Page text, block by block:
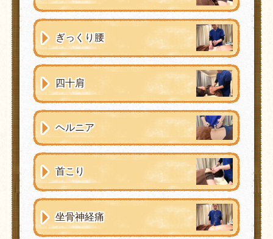
ぎっくり腰
四十肩
ヘルニア
首こり
坐骨神経痛